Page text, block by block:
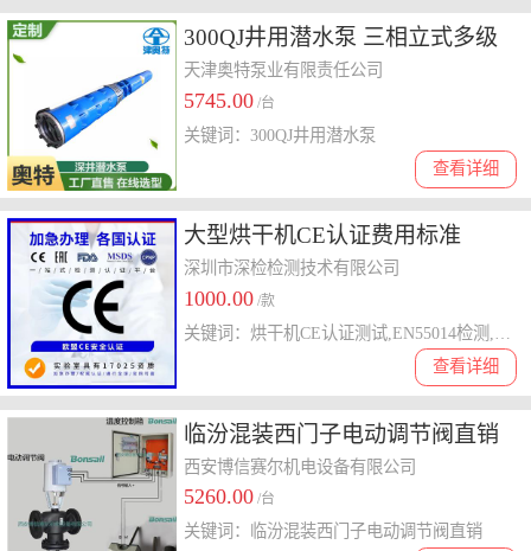
300QJ井用潜水泵 三相立式多级
清水泵 立式多级设计 多场景适用
天津奥特泵业有限责任公司
5745.00 /台
查看详细
关键词：300QJ井用潜水泵
大型烘干机CE认证费用标准
深圳市深检检测技术有限公司
1000.00 /款
查看详细
关键词：烘干机CE认证测试,EN55014检测,EN60335测试
临汾混装西门子电动调节阀直销
混装性价比更高 西门子混装VVE
系列
西安博信赛尔机电设备有限公司
5260.00 /台
关键词：临汾混装西门子电动调节阀直销